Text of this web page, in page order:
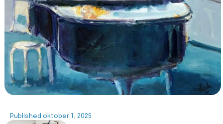
Published oktober 1, 2025